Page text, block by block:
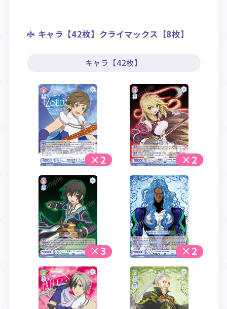
キャラ【42枚】クライマックス【8枚】
キャラ【42枚】
×2 ×2
×3 ×2